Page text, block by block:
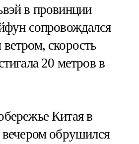
в провинции
сопровождался
скорость
20 метров в
Китая в
вечером обрушился